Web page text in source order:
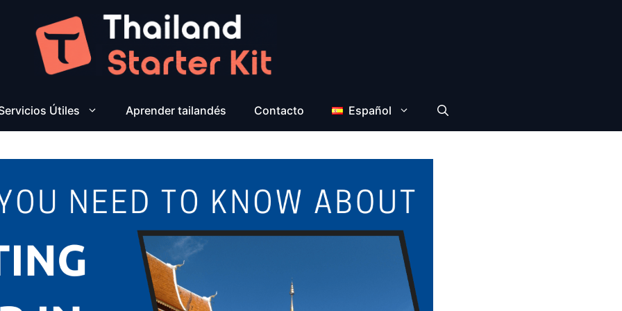
Útiles Aprender tailandés Contacto Español